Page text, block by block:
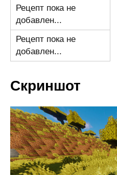
Рецепт пока не
добавлен...
Рецепт пока не
добавлен...
Скриншот